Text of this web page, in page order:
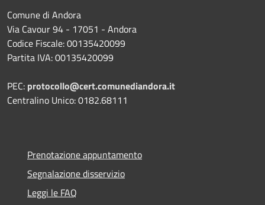
Comune di Andora
Via Cavour 94 - 17051 - Andora
Codice Fiscale: 00135420099
Partita IVA: 00135420099
PEC: protocollo@cert.comunediandora.it
Centralino Unico: 0182.68111
Prenotazione appuntamento
Segnalazione disservizio
Leggi le FAQ